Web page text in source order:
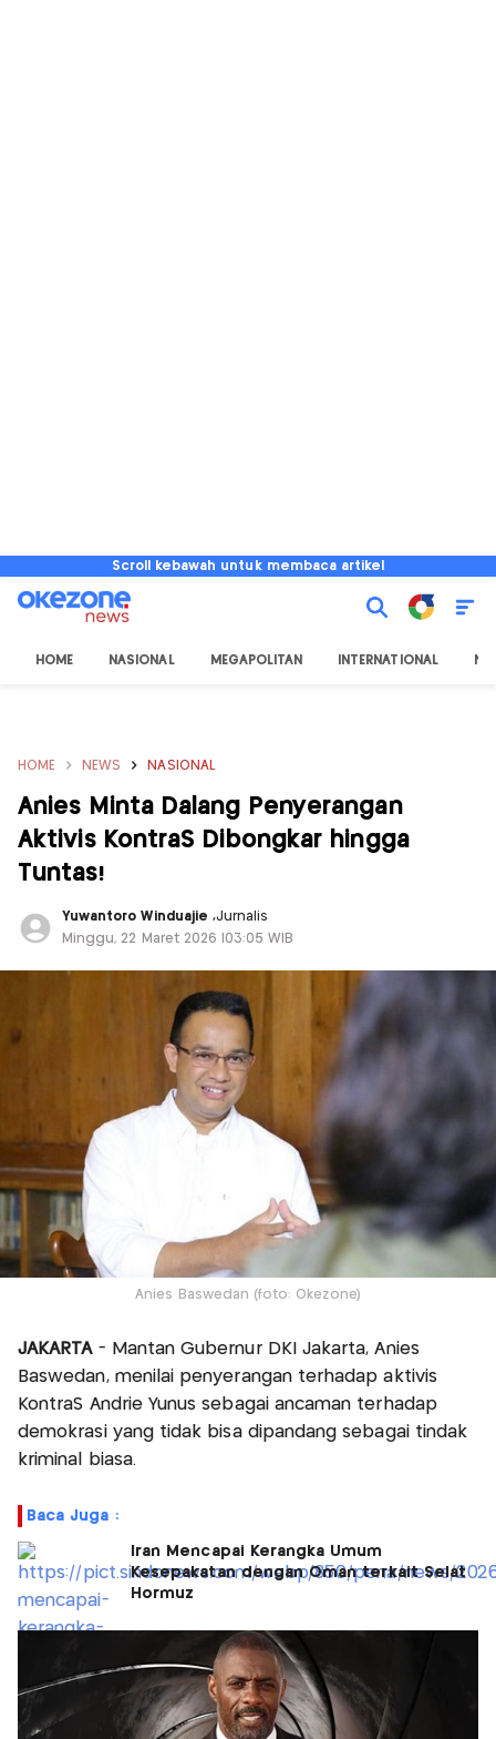
Scroll kebawah untuk membaca artikel
HOME NASIONAL MEGAPOLITAN INTERNATIONAL
HOME NEWS NASIONAL
Anies Minta Dalang Penyerangan
Aktivis KontraS Dibongkar hingga
Tuntas!
Yuwantoro Winduajie ,Jurnalis
Minggu, 22 Maret 2026 |03:05 WIB
Anies Baswedan (foto: Okezone)
JAKARTA - Mantan Gubernur DKI Jakarta, Anies
Baswedan, menilai penyerangan terhadap aktivis
KontraS Andrie Yunus sebagai ancaman terhadap
demokrasi yang tidak bisa dipandang sebagai tindak
kriminal biasa.
Baca Juga :
Iran Mencapai Kerangka Umum
Kesepakatan dengan Oman terkait Selat
Hormuz